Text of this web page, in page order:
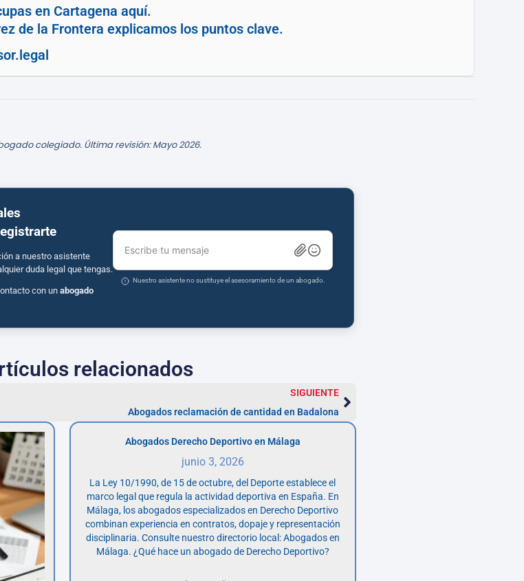
en Cartagena aquí.
de la Frontera explicamos los puntos clave.
colegiado. Última revisión: Mayo 2026.
a nuestro asistente
duda legal que tengas.
con un abogado
Escribe tu mensaje
Nuestro asistente no sustituye el asesoramiento de un abogado.
relacionados
SIGUIENTE
Abogados reclamación de cantidad en Badalona
Abogados Derecho Deportivo en Málaga
junio 3, 2026
La Ley 10/1990, de 15 de octubre, del Deporte establece el
marco legal que regula la actividad deportiva en España. En
Málaga, los abogados especializados en Derecho Deportivo
combinan experiencia en contratos, dopaje y representación
disciplinaria. Consulte nuestro directorio local: Abogados en
Málaga. ¿Qué hace un abogado de Derecho Deportivo?